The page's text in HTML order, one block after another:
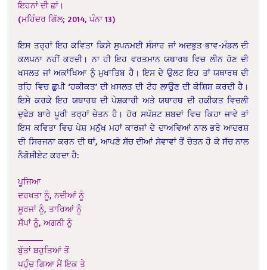
ਇਹਨਾਂ ਦੀ ਛਾਂ।
(ਮਹਿੰਦਰ ਗਿੱਲ; 2014, ਪੰਨਾ 13)
ਇਸ ਤਰ੍ਹਾਂ ਇਹ ਕਵਿਤਾ ਕਿਸੇ ਸੁਪਨਮਈ ਸੰਸਾਰ ਜਾਂ ਅਦਭੁਤ ਭਾਵ-ਮੰਡਲ ਦੀ
ਕਲਪਨਾ ਨਹੀਂ ਕਰਦੀ। ਨਾ ਹੀ ਇਹ ਵਰਤਮਾਨ ਯਥਾਰਥ ਵਿਚ ਲੀਨ ਹੋਣ ਦੀ
ਖਸਲਤ ਜਾਂ ਅਕਾਂਖਿਆ ਨੂੰ ਮੁਖਾਤਿਬ ਹੈ। ਇਸ ਦੇ ਉਲਟ ਇਹ ਤਾਂ ਯਥਾਰਥ ਦੀ
ਤਹਿ ਵਿਚ ਛੁਪੀ ‘ਹਕੀਕਤ’ ਦੀ ਖ਼ਸਲਤ ਦੀ ਟੋਹ ਲਾਉਣ ਦੀ ਕੋਸ਼ਿਸ਼ ਕਰਦੀ ਹੈ।
ਇਸੇ ਕਰਕੇ ਇਹ ਯਥਾਰਥ ਦੀ ਪੇਸ਼ਕਾਰੀ ਅਤੇ ਯਥਾਰਥ ਦੀ ਹਕੀਕਤ ਵਿਚਲੀ
ਦੁਫੇੜ ਬਾਰੇ ਪੂਰੀ ਤਰ੍ਹਾਂ ਚੇਤਨ ਹੈ। ਹੋਰ ਸਪੱਸ਼ਟ ਸ਼ਬਦਾਂ ਵਿਚ ਕਿਹਾ ਜਾਵੇ ਤਾਂ
ਇਸ ਕਵਿਤਾ ਵਿਚ ਪੇਸ਼ ਮਨੁੱਖ ਮਹਾਂ ਕਾਰਜਾਂ ਦੇ ਦਾਅਵਿਆਂ ਨਾਲ ਭਰੇ ਆਦਰਸ਼
ਦੀ ਸਿਰਜਨਾ ਕਰਨ ਦੀ ਥਾਂ, ਆਪਣੇ ਸੱਚ ਦੀਆਂ ਸੇਵਾਵਾਂ ਤੋਂ ਚੇਤਨ ਹੋ ਕੇ ਸੱਚ ਨਾਲ
ਨੈਗੋਸ਼ੀਏਟ ਕਰਦਾ ਹੈ:
ਪੂਜਿਆ
ਦਰਖਤਾ ਨੂੰ, ਨਦੀਆਂ ਨੂੰ
ਸੂਰਜਾਂ ਨੂੰ, ਤਾਰਿਆਂ ਨੂੰ
ਸੱਪਾਂ ਨੂੰ, ਅਗਨੀ ਨੂੰ
ਬੁੱਤਾਂ ਬਹੁਤਿਆਂ ਤੋਂ
ਪਹੁੰਚ ਗਿਆ ਮੈਂ ਇਕ ਤੇ